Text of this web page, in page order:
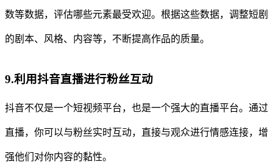
数等数据，评估哪些元素最受欢迎。根据这些数据，调整短剧
的剧本、风格、内容等，不断提高作品的质量。
9.利用抖音直播进行粉丝互动
抖音不仅是一个短视频平台，也是一个强大的直播平台。通过
直播，你可以与粉丝实时互动，直接与观众进行情感连接，增
强他们对你内容的黏性。